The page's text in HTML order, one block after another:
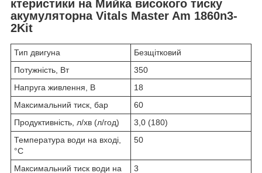
ктеристики на Мийка високого тиску
акумуляторна Vitals Master Am 1860n3-
2Kit
Тип двигуна
Безщітковий
Потужність, Вт
350
Напруга живлення, В
18
Максимальний тиск, бар
60
Продуктивність, л/хв (л/год)
3,0 (180)
Температура води на вході,
°C
50
Максимальний тиск води на
3